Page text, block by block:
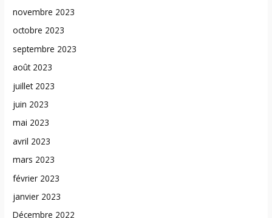
novembre 2023
octobre 2023
septembre 2023
août 2023
juillet 2023
juin 2023
mai 2023
avril 2023
mars 2023
février 2023
janvier 2023
Décembre 2022